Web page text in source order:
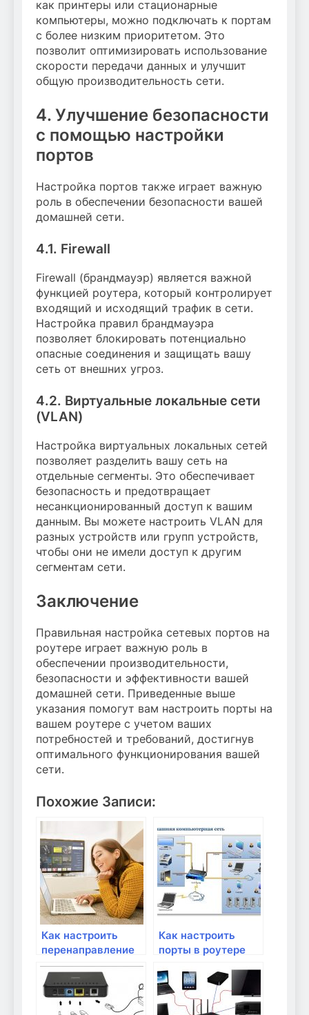
как принтеры или стационарные
компьютеры, можно подключать к портам
с более низким приоритетом. Это
позволит оптимизировать использование
скорости передачи данных и улучшит
общую производительность сети.
4. Улучшение безопасности
с помощью настройки
портов
Настройка портов также играет важную
роль в обеспечении безопасности вашей
домашней сети.
4.1. Firewall
Firewall (брандмауэр) является важной
функцией роутера, который контролирует
входящий и исходящий трафик в сети.
Настройка правил брандмауэра
позволяет блокировать потенциально
опасные соединения и защищать вашу
сеть от внешних угроз.
4.2. Виртуальные локальные сети
(VLAN)
Настройка виртуальных локальных сетей
позволяет разделить вашу сеть на
отдельные сегменты. Это обеспечивает
безопасность и предотвращает
несанкционированный доступ к вашим
данным. Вы можете настроить VLAN для
разных устройств или групп устройств,
чтобы они не имели доступ к другим
сегментам сети.
Заключение
Правильная настройка сетевых портов на
роутере играет важную роль в
обеспечении производительности,
безопасности и эффективности вашей
домашней сети. Приведенные выше
указания помогут вам настроить порты на
вашем роутере с учетом ваших
потребностей и требований, достигнув
оптимального функционирования вашей
сети.
Похожие Записи:
Как настроить
перенаправление
портов для
удаленного
доступа к сетевым
устройствам?
Как настроить
порты в роутере
приложений